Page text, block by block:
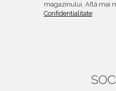
magazinului. Află mai
Confidentialitate